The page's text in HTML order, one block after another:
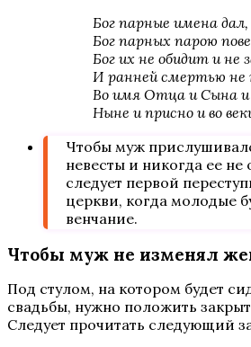
Бог парные имена дал,
Бог парных парою
Бог их не обидит и не
И ранней смертью не
Во имя Отца и Сына и
Ныне и присно и во
Чтобы муж
невесты и никогда ее не
следует первой
церкви, когда молодые
венчание.
Чтобы муж не изменял
Под стулом, на котором будет
свадьбы, нужно положить
Следует прочитать следующий